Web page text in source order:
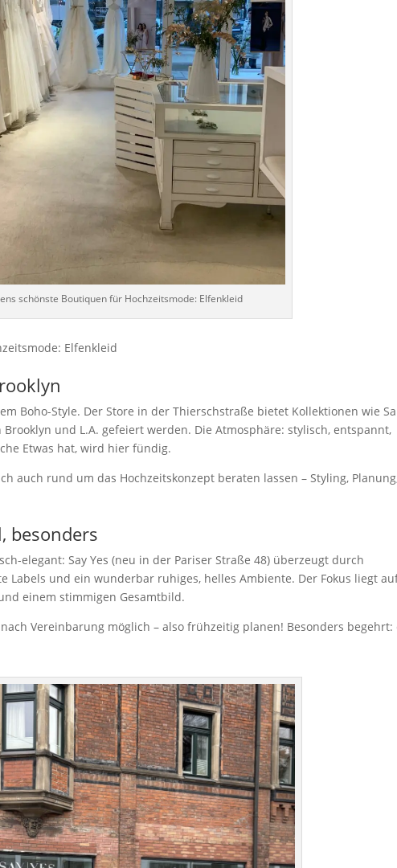
schönste Boutiquen für Hochzeitsmode: Elfenkleid
Elfenkleid
Boho-Style. Der Store in der Thierschstraße bietet Kollektionen wie
Brooklyn und L.A. gefeiert werden. Die Atmosphäre: stylisch, entspannt,
Etwas hat, wird hier fündig.
auch rund um das Hochzeitskonzept beraten lassen – Styling,
besonders
elegant: Say Yes (neu in der Pariser Straße 48) überzeugt durch
Labels und ein wunderbar ruhiges, helles Ambiente. Der Fokus liegt
einem stimmigen Gesamtbild.
Vereinbarung möglich – also frühzeitig planen! Besonders begehrt: